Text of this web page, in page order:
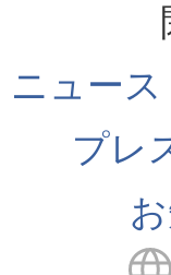
ニュー
プレ